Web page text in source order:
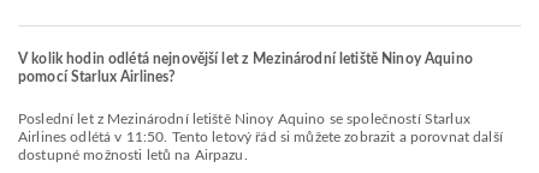
V kolik hodin odlétá nejnovější let z Mezinárodní letiště Ninoy Aquino
pomocí Starlux Airlines?
Poslední let z Mezinárodní letiště Ninoy Aquino se společností Starlux
Airlines odlétá v 11:50. Tento letový řád si můžete zobrazit a porovnat další
dostupné možnosti letů na Airpazu.